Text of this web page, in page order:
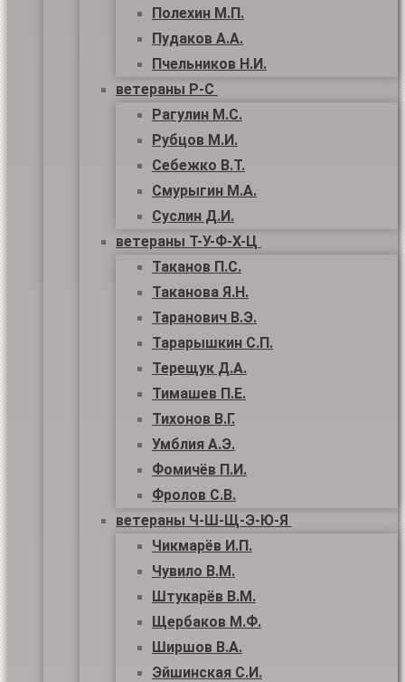
Полехин М.П.
Пудаков А.А.
Пчельников Н.И.
ветераны Р-С
Рагулин М.С.
Рубцов М.И.
Себежко В.Т.
Смурыгин М.А.
Суслин Д.И.
ветераны Т-У-Ф-Х-Ц
Таканов П.С.
Таканова Я.Н.
Таранович В.Э.
Тарарышкин С.П.
Терещук Д.А.
Тимашев П.Е.
Тихонов В.Г.
Умблия А.Э.
Фомичёв П.И.
Фролов С.В.
ветераны Ч-Ш-Щ-Э-Ю-Я
Чикмарёв И.П.
Чувило В.М.
Штукарёв В.М.
Щербаков М.Ф.
Ширшов В.А.
Эйшинская С.И.